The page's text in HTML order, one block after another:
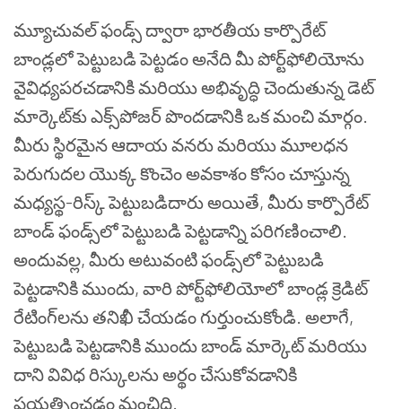
మ్యూచువల్ ఫండ్స్ ద్వారా భారతీయ కార్పొరేట్
బాండ్లలో పెట్టుబడి పెట్టడం అనేది మీ పోర్ట్‌ఫోలియోను
వైవిధ్యపరచడానికి మరియు అభివృద్ధి చెందుతున్న డెట్
మార్కెట్‌కు ఎక్స్‌పోజర్ పొందడానికి ఒక మంచి మార్గం.
మీరు స్థిరమైన ఆదాయ వనరు మరియు మూలధన
పెరుగుదల యొక్క కొంచెం అవకాశం కోసం చూస్తున్న
మధ్యస్థ-రిస్క్ పెట్టుబడిదారు అయితే, మీరు కార్పొరేట్
బాండ్ ఫండ్స్‌లో పెట్టుబడి పెట్టడాన్ని పరిగణించాలి.
అందువల్ల, మీరు అటువంటి ఫండ్స్‌లో పెట్టుబడి
పెట్టడానికి ముందు, వారి పోర్ట్‌ఫోలియోలో బాండ్ల క్రెడిట్
రేటింగ్‌లను తనిఖీ చేయడం గుర్తుంచుకోండి. అలాగే,
పెట్టుబడి పెట్టడానికి ముందు బాండ్ మార్కెట్ మరియు
దాని వివిధ రిస్కులను అర్థం చేసుకోవడానికి
ప్రయత్నించడం మంచిది.